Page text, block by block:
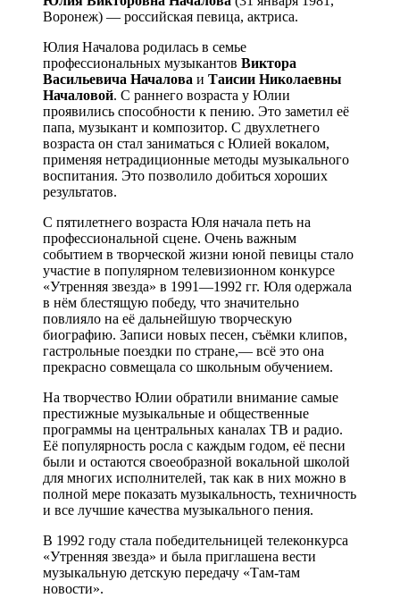
Воронеж) — российская певица, актриса.
Юлия Началова родилась в семье
профессиональных музыкантов Виктора
Васильевича Началова и Таисии Николаевны
Началовой. С раннего возраста у Юлии
проявились способности к пению. Это заметил её
папа, музыкант и композитор. С двухлетнего
возраста он стал заниматься с Юлией вокалом,
применяя нетрадиционные методы музыкального
воспитания. Это позволило добиться хороших
результатов.
С пятилетнего возраста Юля начала петь на
профессиональной сцене. Очень важным
событием в творческой жизни юной певицы стало
участие в популярном телевизионном конкурсе
«Утренняя звезда» в 1991—1992 гг. Юля одержала
в нём блестящую победу, что значительно
повлияло на её дальнейшую творческую
биографию. Записи новых песен, съёмки клипов,
гастрольные поездки по стране,— всё это она
прекрасно совмещала со школьным обучением.
На творчество Юлии обратили внимание самые
престижные музыкальные и общественные
программы на центральных каналах ТВ и радио.
Её популярность росла с каждым годом, её песни
были и остаются своеобразной вокальной школой
для многих исполнителей, так как в них можно в
полной мере показать музыкальность, техничность
и все лучшие качества музыкального пения.
В 1992 году стала победительницей телеконкурса
«Утренняя звезда» и была приглашена вести
музыкальную детскую передачу «Там-там
новости».